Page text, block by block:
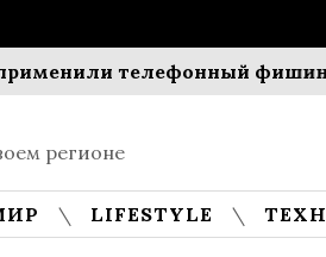
телефонный фишинг
регионе
LIFESTYLE